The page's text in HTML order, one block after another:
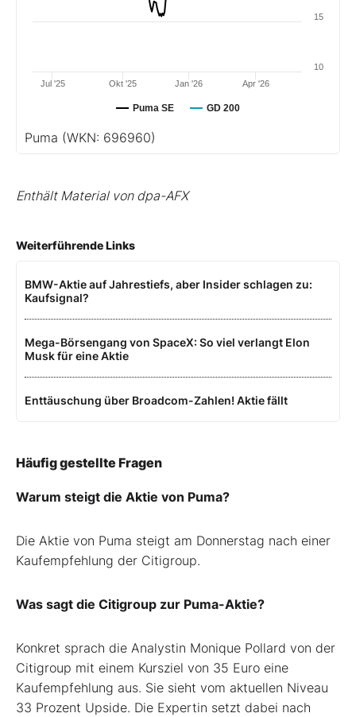
Puma SE GD 200
Jul '25 Jan '26
Okt '25 Apr '26
10
15
Puma (WKN: 696960)
Enthält Material von dpa-AFX
Weiterführende Links
BMW-Aktie auf Jahrestiefs, aber Insider schlagen zu:
Kaufsignal?
Mega-Börsengang von SpaceX: So viel verlangt Elon
Musk für eine Aktie
Enttäuschung über Broadcom-Zahlen! Aktie fällt
Häufig gestellte Fragen
Warum steigt die Aktie von Puma?
Die Aktie von Puma steigt am Donnerstag nach einer
Kaufempfehlung der Citigroup.
Was sagt die Citigroup zur Puma-Aktie?
Konkret sprach die Analystin Monique Pollard von der
Citigroup mit einem Kursziel von 35 Euro eine
Kaufempfehlung aus. Sie sieht vom aktuellen Niveau
33 Prozent Upside. Die Expertin setzt dabei nach